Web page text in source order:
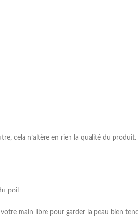
cela n’altère en rien la qualité du produit.
poil
main libre pour garder la peau bien